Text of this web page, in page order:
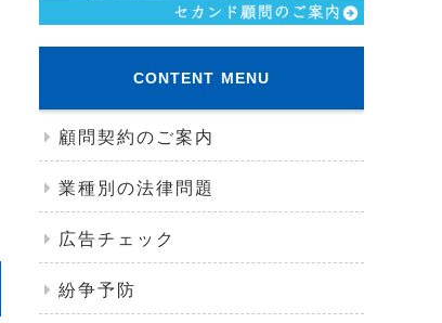
CONTENT MENU
顧問契約のご案内
業種別の法律問題
広告チェック
紛争予防